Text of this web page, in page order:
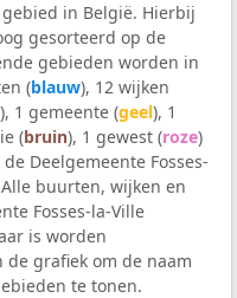
in België. Hierbij
gesorteerd op de
gebieden worden in
(blauw), 12 wijken
), 1 gemeente (geel), 1
(bruin), 1 gewest (roze)
Deelgemeente Fosses-
buurten, wijken en
Fosses-la-Ville
is worden
de grafiek om de naam
te tonen.